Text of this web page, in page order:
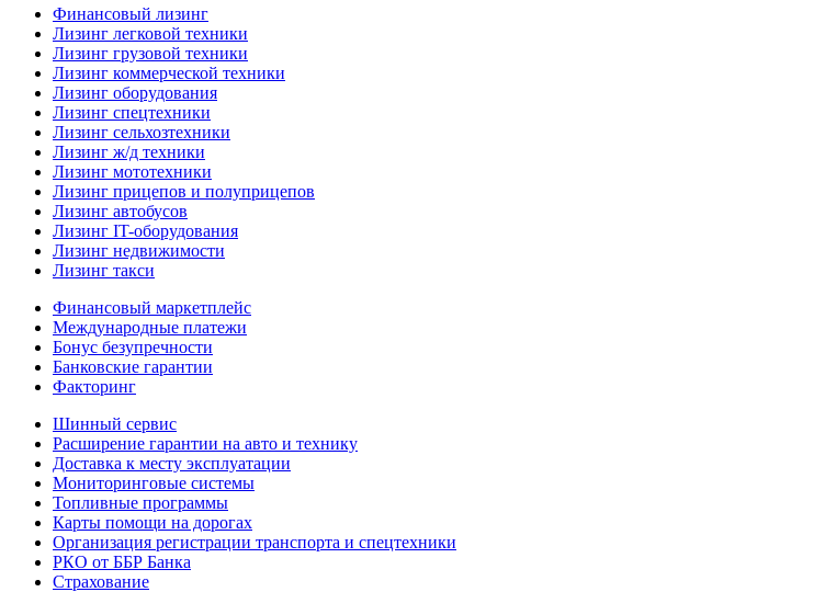
Финансовый лизинг
Лизинг легковой техники
Лизинг грузовой техники
Лизинг коммерческой техники
Лизинг оборудования
Лизинг спецтехники
Лизинг сельхозтехники
Лизинг ж/д техники
Лизинг мототехники
Лизинг прицепов и полуприцепов
Лизинг автобусов
Лизинг IT-оборудования
Лизинг недвижимости
Лизинг такси
Финансовый маркетплейс
Международные платежи
Бонус безупречности
Банковские гарантии
Факторинг
Шинный сервис
Расширение гарантии на авто и технику
Доставка к месту эксплуатации
Мониторинговые системы
Топливные программы
Карты помощи на дорогах
Организация регистрации транспорта и спецтехники
РКО от ББР Банка
Страхование